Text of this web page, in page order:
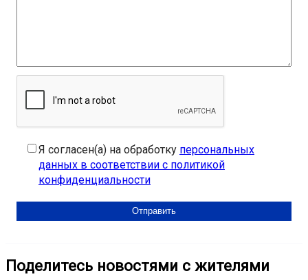
Я согласен(а) на обработку персональных
данных в соответствии с политикой
конфиденциальности
Поделитесь новостями с жителями